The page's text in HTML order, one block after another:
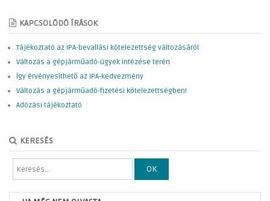
KAPCSOLÓDÓ ÍRÁSOK
Tájékoztató az IPA-bevallási kötelezettség változásáról
Változás a gépjárműadó-ügyek intézése terén
Így érvényesíthető az IPA-kedvezmény
Változás a gépjárműadó-fizetési kötelezettségben!
Adózási tájékoztató
KERESÉS
OK